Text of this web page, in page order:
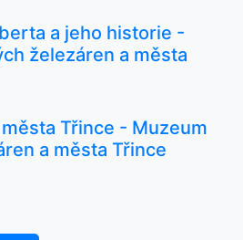
a jeho historie -
železáren a města
Třince - Muzeum
a města Třince